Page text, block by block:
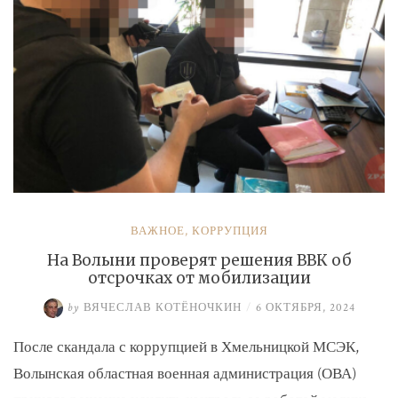
ВАЖНОЕ, КОРРУПЦИЯ
На Волыни проверят решения ВВК об
отсрочках от мобилизации
by ВЯЧЕСЛАВ КОТЁНОЧКИН / 6 ОКТЯБРЯ, 2024
После скандала с коррупцией в Хмельницкой МСЭК,
Волынская областная военная администрация (ОВА)